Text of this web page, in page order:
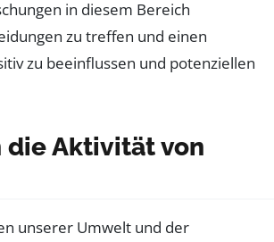
in diesem Bereich
zu treffen und einen
zu beeinflussen und potenziellen
Aktivität von
unserer Umwelt und der